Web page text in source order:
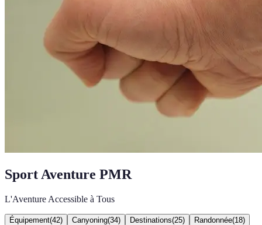
Sport Aventure PMR
L'Aventure Accessible à Tous
Équipement(42) Canyoning(34) Destinations(25) Randonnée(18)